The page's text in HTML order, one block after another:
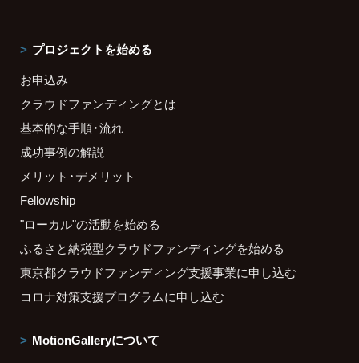
プロジェクトを始める
お申込み
クラウドファンディングとは
基本的な手順・流れ
成功事例の解説
メリット・デメリット
Fellowship
"ローカル"の活動を始める
ふるさと納税型クラウドファンディングを始める
東京都クラウドファンディング支援事業に申し込む
コロナ対策支援プログラムに申し込む
MotionGalleryについて